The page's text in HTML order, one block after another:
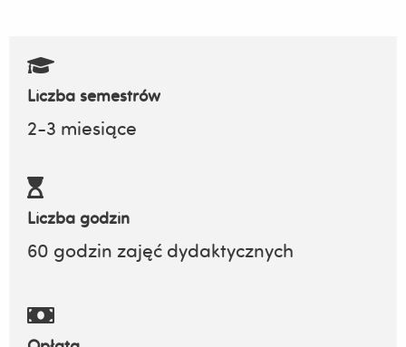
Liczba semestrów
2-3 miesiące
Liczba godzin
60 godzin zajęć dydaktycznych